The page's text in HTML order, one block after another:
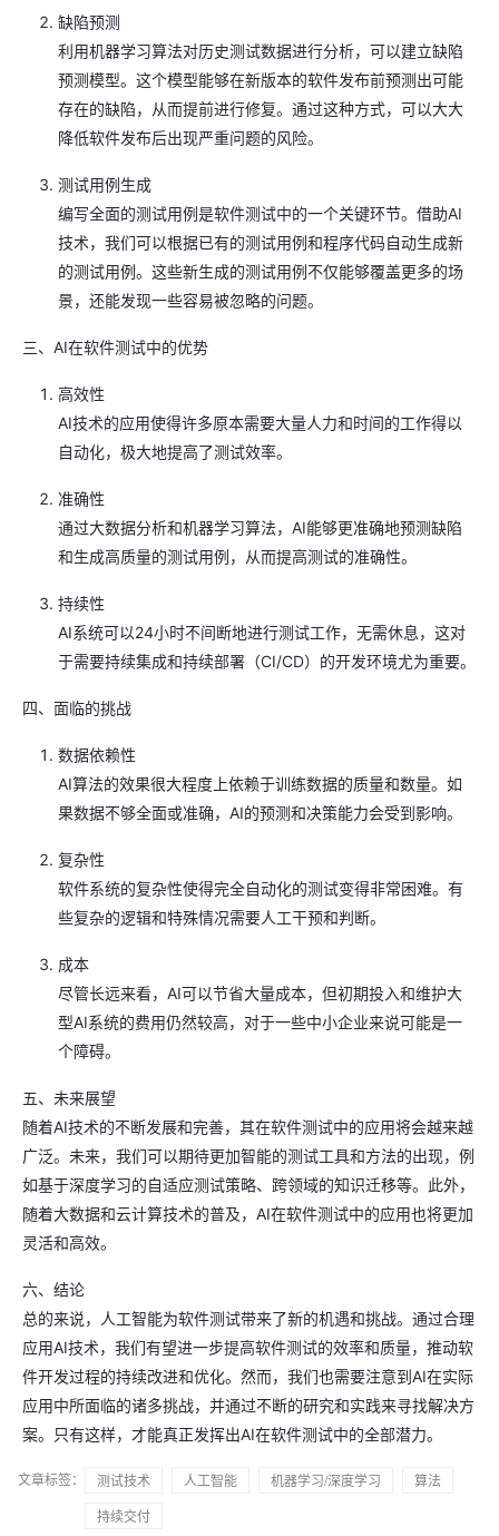
缺陷预测
利用机器学习算法对历史测试数据进行分析，可以建立缺陷
预测模型。这个模型能够在新版本的软件发布前预测出可能
存在的缺陷，从而提前进行修复。通过这种方式，可以大大
降低软件发布后出现严重问题的风险。
测试用例生成
编写全面的测试用例是软件测试中的一个关键环节。借助AI
技术，我们可以根据已有的测试用例和程序代码自动生成新
的测试用例。这些新生成的测试用例不仅能够覆盖更多的场
景，还能发现一些容易被忽略的问题。
三、AI在软件测试中的优势
高效性
AI技术的应用使得许多原本需要大量人力和时间的工作得以
自动化，极大地提高了测试效率。
准确性
通过大数据分析和机器学习算法，AI能够更准确地预测缺陷
和生成高质量的测试用例，从而提高测试的准确性。
持续性
AI系统可以24小时不间断地进行测试工作，无需休息，这对
于需要持续集成和持续部署（CI/CD）的开发环境尤为重要。
四、面临的挑战
数据依赖性
AI算法的效果很大程度上依赖于训练数据的质量和数量。如
果数据不够全面或准确，AI的预测和决策能力会受到影响。
复杂性
软件系统的复杂性使得完全自动化的测试变得非常困难。有
些复杂的逻辑和特殊情况需要人工干预和判断。
成本
尽管长远来看，AI可以节省大量成本，但初期投入和维护大
型AI系统的费用仍然较高，对于一些中小企业来说可能是一
个障碍。
五、未来展望
随着AI技术的不断发展和完善，其在软件测试中的应用将会越来越
广泛。未来，我们可以期待更加智能的测试工具和方法的出现，例
如基于深度学习的自适应测试策略、跨领域的知识迁移等。此外，
随着大数据和云计算技术的普及，AI在软件测试中的应用也将更加
灵活和高效。
六、结论
总的来说，人工智能为软件测试带来了新的机遇和挑战。通过合理
应用AI技术，我们有望进一步提高软件测试的效率和质量，推动软
件开发过程的持续改进和优化。然而，我们也需要注意到AI在实际
应用中所面临的诸多挑战，并通过不断的研究和实践来寻找解决方
案。只有这样，才能真正发挥出AI在软件测试中的全部潜力。
文章标签： 测试技术 人工智能 机器学习/深度学习
算法
持续交付